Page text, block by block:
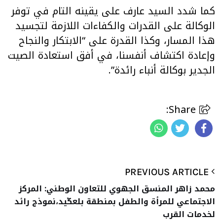
كما شدد السيد عارف على يقينه التام في توفر
الوكالة على القدرات والكفاءات اللازمة لتجسيد
هذا المسار، وكذا القدرة على “الابتكار والنجاح
وإعادة اكتشاف أنفسنا، في أفق استعادة الصيت
الجدير بوكالة أنباء رائدة”.
محمد زاهر المنسق الجهوي للتعاون الوطني: المركز
الاجتماعي للمرأة والطفل بمنطقة بلعݣيد،نموذج رائد
لخدمات القرب